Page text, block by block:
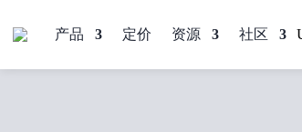
产品 定价 资源 社区